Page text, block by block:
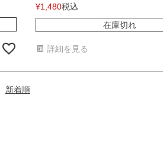
¥1,480税込
在庫切れ
詳細を見る
新着順